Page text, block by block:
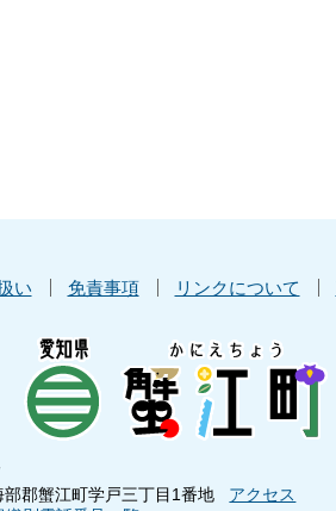
い 免責事項 リンクについて
郡蟹江町学戸三丁目1番地
アクセス